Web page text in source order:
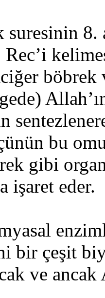
suresinin
Rec’i
bu
gibi
işaret eder.
bir çeşit
ve